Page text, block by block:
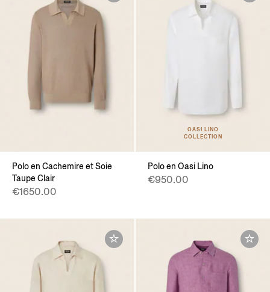
Polo en Cachemire et Soie
Taupe Clair
€1650.00
OASI LINO
COLLECTION
Polo en Oasi Lino
€950.00